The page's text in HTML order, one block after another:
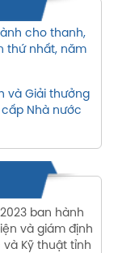
cho thanh,
thứ nhất, năm
và Giải thưởng
Nhà nước
ban hành
và giám định
và Kỹ thuật tỉnh